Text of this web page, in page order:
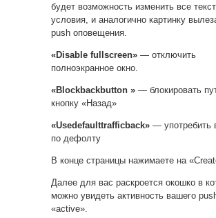
будет возможность изменить все
условия, и аналогично картинку
push оповещения.
«Disable fullscreen» — отключить
полноэкранное окно.
«Blockbackbutton » — блокировать
кнопку «Назад»
«Usedefaulttrafficback» — употребить
по дефолту
В конце страницы нажимаете на
Далее для вас раскроется окошко в
можно увидеть активность вашего
«active».